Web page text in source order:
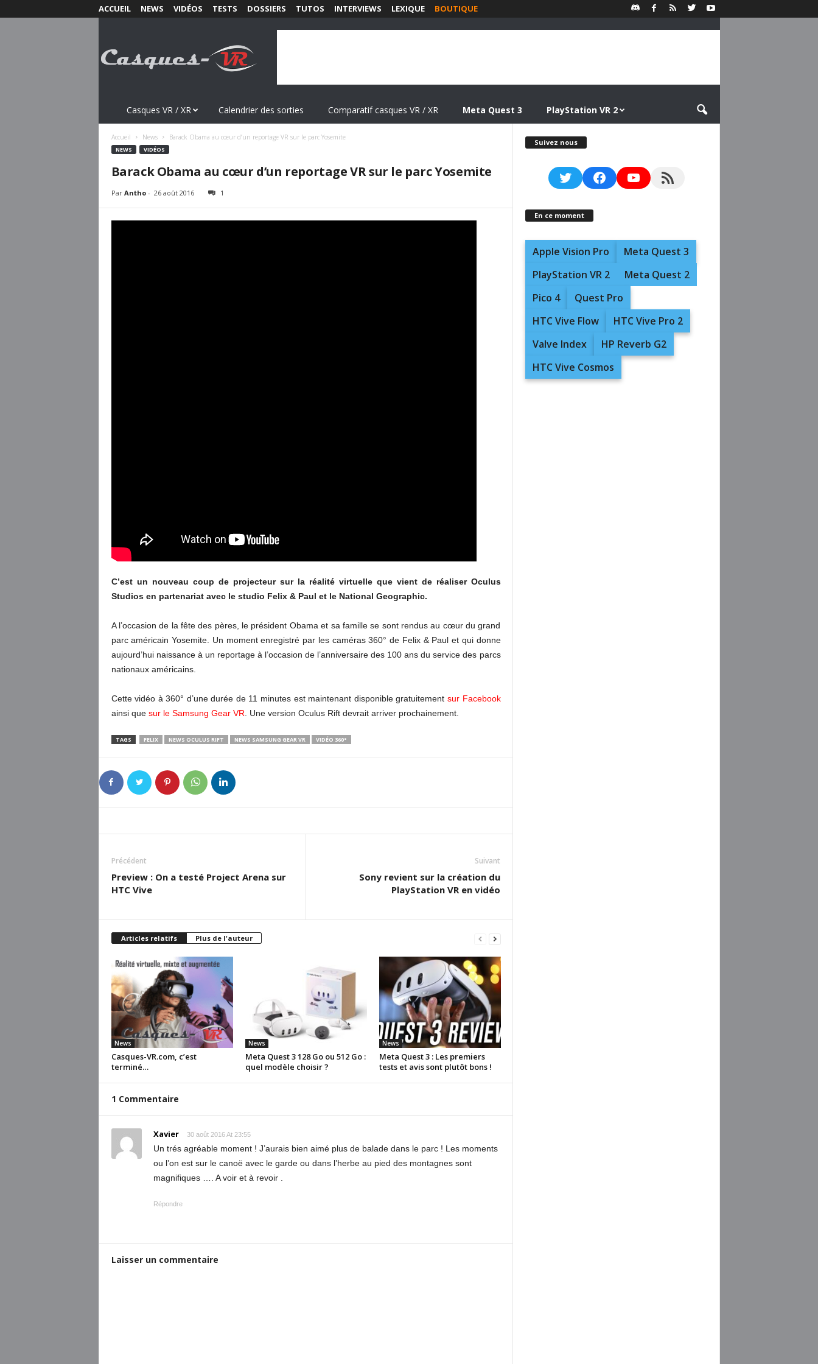
ACCUEIL NEWS VIDÉOS TESTS DOSSIERS TUTOS INTERVIEWS LEXIQUE BOUTIQUE
s
Casques VR / XR Calendrier des sorties Comparatif casques VR / XR Meta Quest 3 PlayStation VR 2
Accueil News Barack Obama au cœur d’un reportage VR sur le parc Yosemite
NEWS VIDÉOS
Barack Obama au cœur d’un reportage VR sur le parc Yosemite
Par Antho- 26 août 2016 1
C’est un nouveau coup de projecteur sur la réalité virtuelle que vient de réaliser Oculus
Studios en partenariat avec le studio Felix & Paul et le National Geographic.
A l’occasion de la fête des pères, le président Obama et sa famille se sont rendus au cœur du grand
parc américain Yosemite. Un moment enregistré par les caméras 360° de Felix & Paul et qui donne
aujourd’hui naissance à un reportage à l’occasion de l’anniversaire des 100 ans du service des parcs
nationaux américains.
Cette vidéo à 360° d’une durée de 11 minutes est maintenant disponible gratuitement sur Facebook
ainsi que sur le Samsung Gear VR . Une version Oculus Rift devrait arriver prochainement.
TAGS FELIX NEWS OCULUS RIFT NEWS SAMSUNG GEAR VR VIDÉO 360°
Précédent
Preview : On a testé Project Arena sur
HTC Vive
Suivant
Sony revient sur la création du
PlayStation VR en vidéo
Articles relatifs Plus de l'auteur
News
Casques-VR.com, c’est
terminé…
News
Meta Quest 3 128 Go ou 512 Go :
quel modèle choisir ?
News
Meta Quest 3 : Les premiers
tests et avis sont plutôt bons !
1 Commentaire
Xavier 30 août 2016 At 23:55
Un trés agréable moment ! J’aurais bien aimé plus de balade dans le parc ! Les moments
ou l’on est sur le canoë avec le garde ou dans l’herbe au pied des montagnes sont
magnifiques …. A voir et à revoir .
Répondre
Laisser un commentaire
Suivez nous
TwitterFacebookYouTubeRSS Feed
En ce moment
Apple Vision Pro
Meta Quest 3
PlayStation VR 2
Meta Quest 2
Pico 4
Quest Pro
HTC Vive Flow
HTC Vive Pro 2
Valve Index
HP Reverb G2
HTC Vive Cosmos